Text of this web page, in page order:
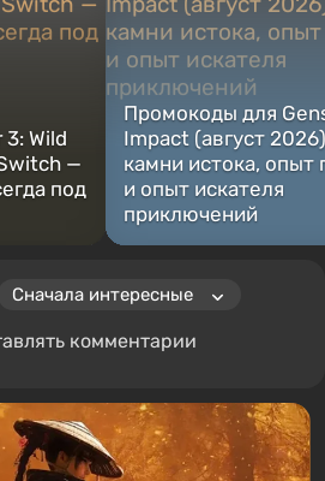
Wild
—
под
Промокоды для
Impact (август
камни истока, опыт
и опыт искателя
приключений
комментарии